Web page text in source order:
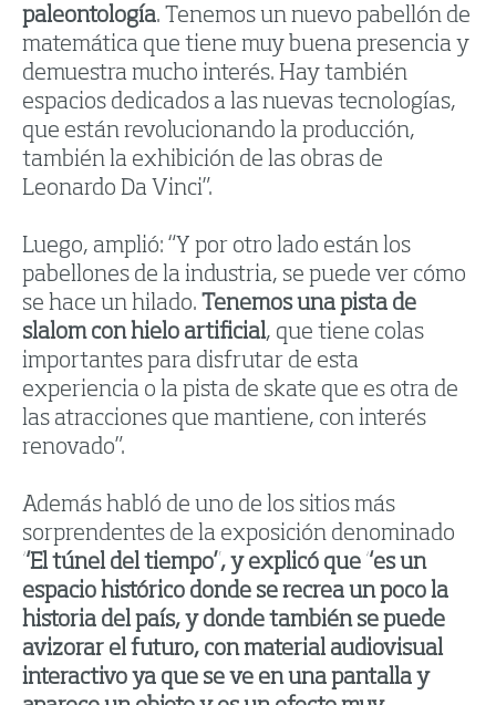
paleontología. Tenemos un nuevo pabellón de
matemática que tiene muy buena presencia y
demuestra mucho interés. Hay también
espacios dedicados a las nuevas tecnologías,
que están revolucionando la producción,
también la exhibición de las obras de
Leonardo Da Vinci”.
Luego, amplió: “Y por otro lado están los
pabellones de la industria, se puede ver cómo
se hace un hilado. Tenemos una pista de
slalom con hielo artificial, que tiene colas
importantes para disfrutar de esta
experiencia o la pista de skate que es otra de
las atracciones que mantiene, con interés
renovado”.
Además habló de uno de los sitios más
sorprendentes de la exposición denominado
“El túnel del tiempo”, y explicó que “es un
espacio histórico donde se recrea un poco la
historia del país, y donde también se puede
avizorar el futuro, con material audiovisual
interactivo ya que se ve en una pantalla y